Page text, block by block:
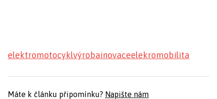
elektromotocyklvýrobainovaceelekromobilita
Máte k článku připomínku? Napište nám